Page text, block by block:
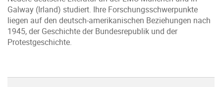
Galway (Irland) studiert. Ihre Forschungsschwerpunkte
liegen auf den deutsch-amerikanischen Beziehungen nach
1945, der Geschichte der Bundesrepublik und der
Protestgeschichte.